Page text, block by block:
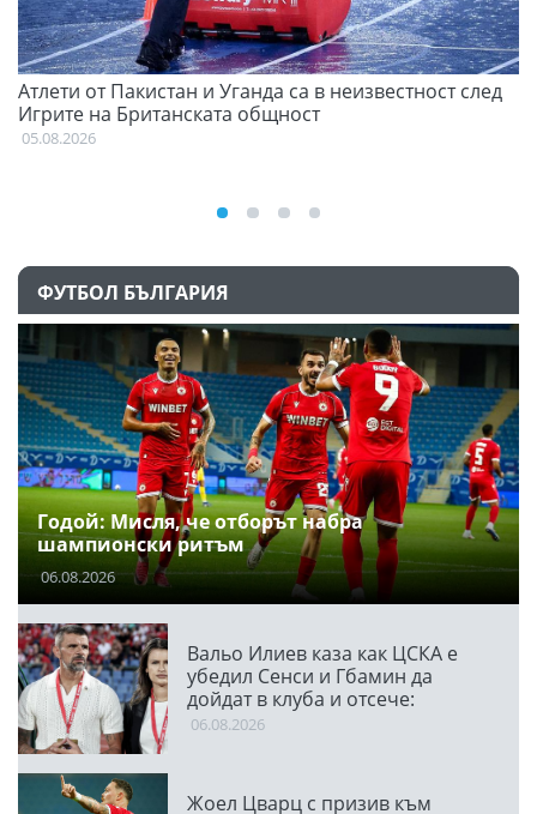
Атлети от Пакистан и Уганда са в неизвестност след
Игрите на Британската общност
05.08.2026
ФУТБОЛ БЪЛГАРИЯ
Годой: Мисля, че отборът набра
шампионски ритъм
06.08.2026
Вальо Илиев каза как ЦСКА е
убедил Сенси и Гбамин да
дойдат в клуба и отсече:
Направихме изключителен
06.08.2026
Жоел Цварц с призив към